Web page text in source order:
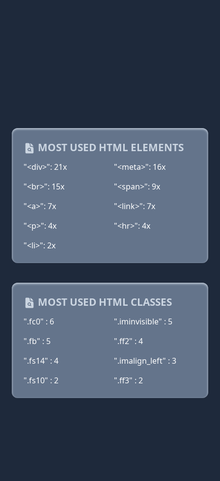
MOST USED HTML ELEMENTS
"<div>": 21x
"<meta>": 16x
"<br>": 15x
"<span>": 9x
"<a>": 7x
"<link>": 7x
"<p>": 4x
"<hr>": 4x
"<li>": 2x
MOST USED HTML CLASSES
".fc0" : 6
".iminvisible" : 5
".fb" : 5
".ff2" : 4
".fs14" : 4
".imalign_left" : 3
".fs10" : 2
".ff3" : 2